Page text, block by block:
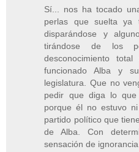
Sí... nos ha tocado
perlas que suelta ya
disparándose y
tirándose de los
desconocimiento
funcionado Alba y
legislatura. Que no
pedir que diga lo
porque él no estuvo
partido político que
de Alba. Con
sensación de